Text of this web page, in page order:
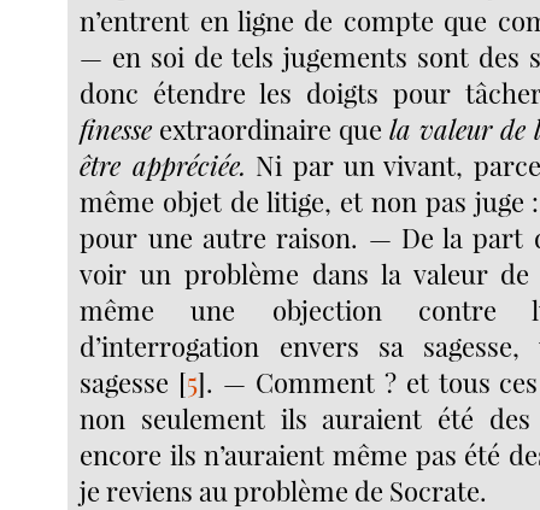
n’entrent en ligne de compte que
— en soi de tels jugements sont des
donc étendre les doigts pour
finesse extraordinaire que la valeur de
être appréciée. Ni par un vivant,
même objet de litige, et non pas
pour une autre raison. — De la part
voir un problème dans la valeur de
même une objection
d’interrogation envers sa
sagesse [5]. — Comment ? et tous
non seulement ils auraient été
encore ils n’auraient même pas été
je reviens au problème de Socrate.